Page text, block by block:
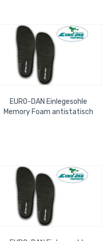
EURO-DAN Einlegesohle
Memory Foam antistatisch